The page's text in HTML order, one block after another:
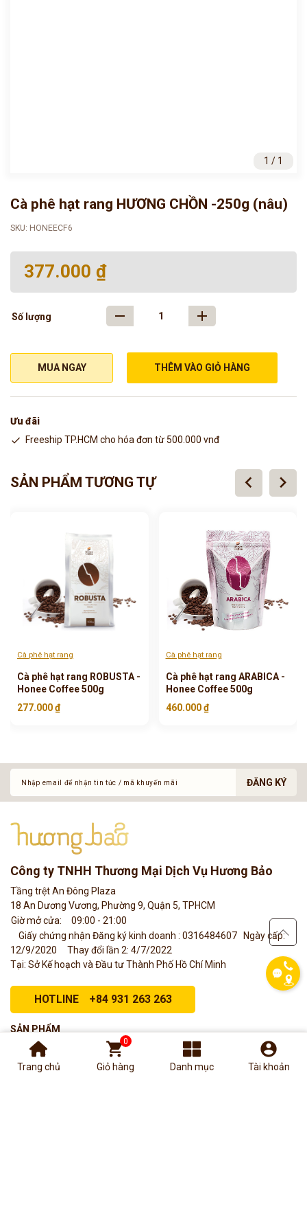
Trang chủ
shopping_cart0
Giỏ hàng Danh mục
account_circle
Tài khoản
1 / 1
Cà phê hạt rang HƯƠNG CHỒN -250g (nâu)
SKU: HONEECF6
377.000 ₫
Số lượng
MUA NGAY THÊM VÀO GIỎ HÀNG
Ưu đãi
Freeship TP.HCM cho hóa đơn từ 500.000 vnđ
SẢN PHẨM TƯƠNG TỰ chevron_left chevron_right
Cà phê hạt rang
Cà phê hạt rang ROBUSTA -
Honee Coffee 500g
277.000 ₫
Cà phê hạt rang
Cà phê hạt rang ARABICA -
Honee Coffee 500g
460.000 ₫
ĐĂNG KÝ
Công ty TNHH Thương Mại Dịch Vụ Hương Bảo
Tầng trệt An Đông Plaza
18 An Dương Vương, Phường 9, Quận 5, TPHCM
Giờ mở cửa:
09:00 - 21:00
Giấy chứng nhận Đăng ký kinh doanh : 0316484607
Ngày cấp:
12/9/2020
Thay đổi lần 2: 4/7/2022
Tại: Sở Kế hoạch và Đầu tư Thành Phố Hồ Chí Minh
HOTLINE +84 931 263 263
SẢN PHẨM
TRẦM HƯƠNG
SỨC KHỎE